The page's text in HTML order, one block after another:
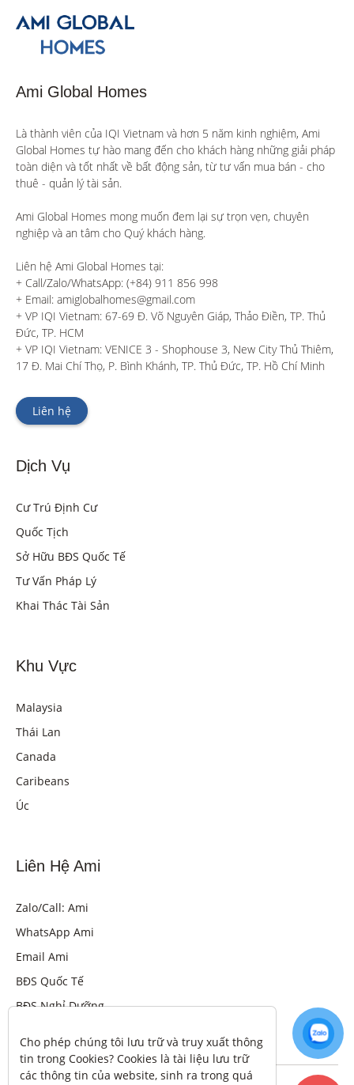
Ami Global Homes
Là thành viên của IQI Vietnam và hơn 5 năm kinh nghiệm, Ami
Global Homes tự hào mang đến cho khách hàng những giải pháp
toàn diện và tốt nhất về bất động sản, từ tư vấn mua bán - cho
thuê - quản lý tài sản.
Ami Global Homes mong muốn đem lại sự trọn vẹn, chuyên
nghiệp và an tâm cho Quý khách hàng.
Liên hệ Ami Global Homes tại:
+ Call/Zalo/WhatsApp: (+84) 911 856 998
+ Email: amiglobalhomes@gmail.com
+ VP IQI Vietnam: 67-69 Đ. Võ Nguyên Giáp, Thảo Điền, TP. Thủ
Đức, TP. HCM
+ VP IQI Vietnam: VENICE 3 - Shophouse 3, New City Thủ Thiêm,
17 Đ. Mai Chí Thọ, P. Bình Khánh, TP. Thủ Đức, TP. Hồ Chí Minh
Liên hệ
Dịch Vụ
Cư Trú Định Cư
Quốc Tịch
Sở Hữu BĐS Quốc Tế
Tư Vấn Pháp Lý
Khai Thác Tài Sản
Khu Vực
Malaysia
Thái Lan
Canada
Caribeans
Úc
Liên Hệ Ami
Zalo/Call: Ami
WhatsApp Ami
Email Ami
BĐS Quốc Tế
BĐS Nghỉ Dưỡng
Cho phép chúng tôi lưu trữ và truy xuất thông
tin trong Cookies? Cookies là tài liệu lưu trữ
các thông tin của website, sinh ra trong quá